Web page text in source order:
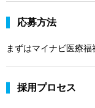
応募方法
まずはマイナビ医療福
採用プロセス